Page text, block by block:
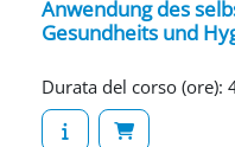
Anwendung des
Gesundheits und
Durata del corso (ore):